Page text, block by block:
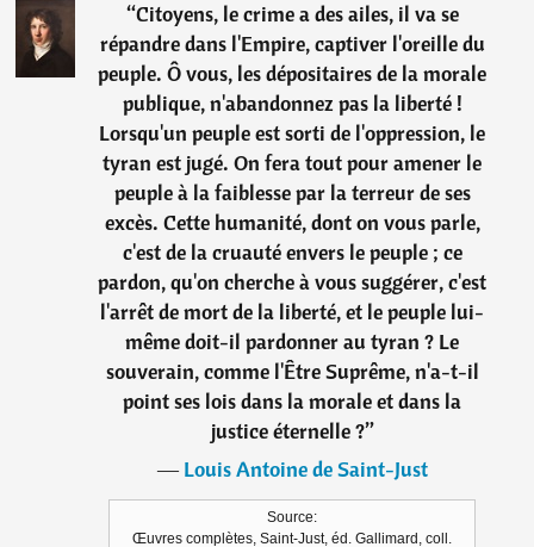
“Citoyens, le crime a des ailes, il va se
répandre dans l'Empire, captiver l'oreille du
peuple. Ô vous, les dépositaires de la morale
publique, n'abandonnez pas la liberté !
Lorsqu'un peuple est sorti de l'oppression, le
tyran est jugé. On fera tout pour amener le
peuple à la faiblesse par la terreur de ses
excès. Cette humanité, dont on vous parle,
c'est de la cruauté envers le peuple ; ce
pardon, qu'on cherche à vous suggérer, c'est
l'arrêt de mort de la liberté, et le peuple lui-
même doit-il pardonner au tyran ? Le
souverain, comme l'Être Suprême, n'a-t-il
point ses lois dans la morale et dans la
justice éternelle ?”
―Louis Antoine de Saint-Just
Source:
Œuvres complètes, Saint-Just, éd. Gallimard, coll.